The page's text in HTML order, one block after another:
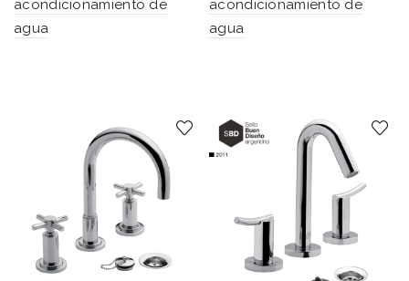
acondicionamiento de
agua
acondicionamiento de
agua